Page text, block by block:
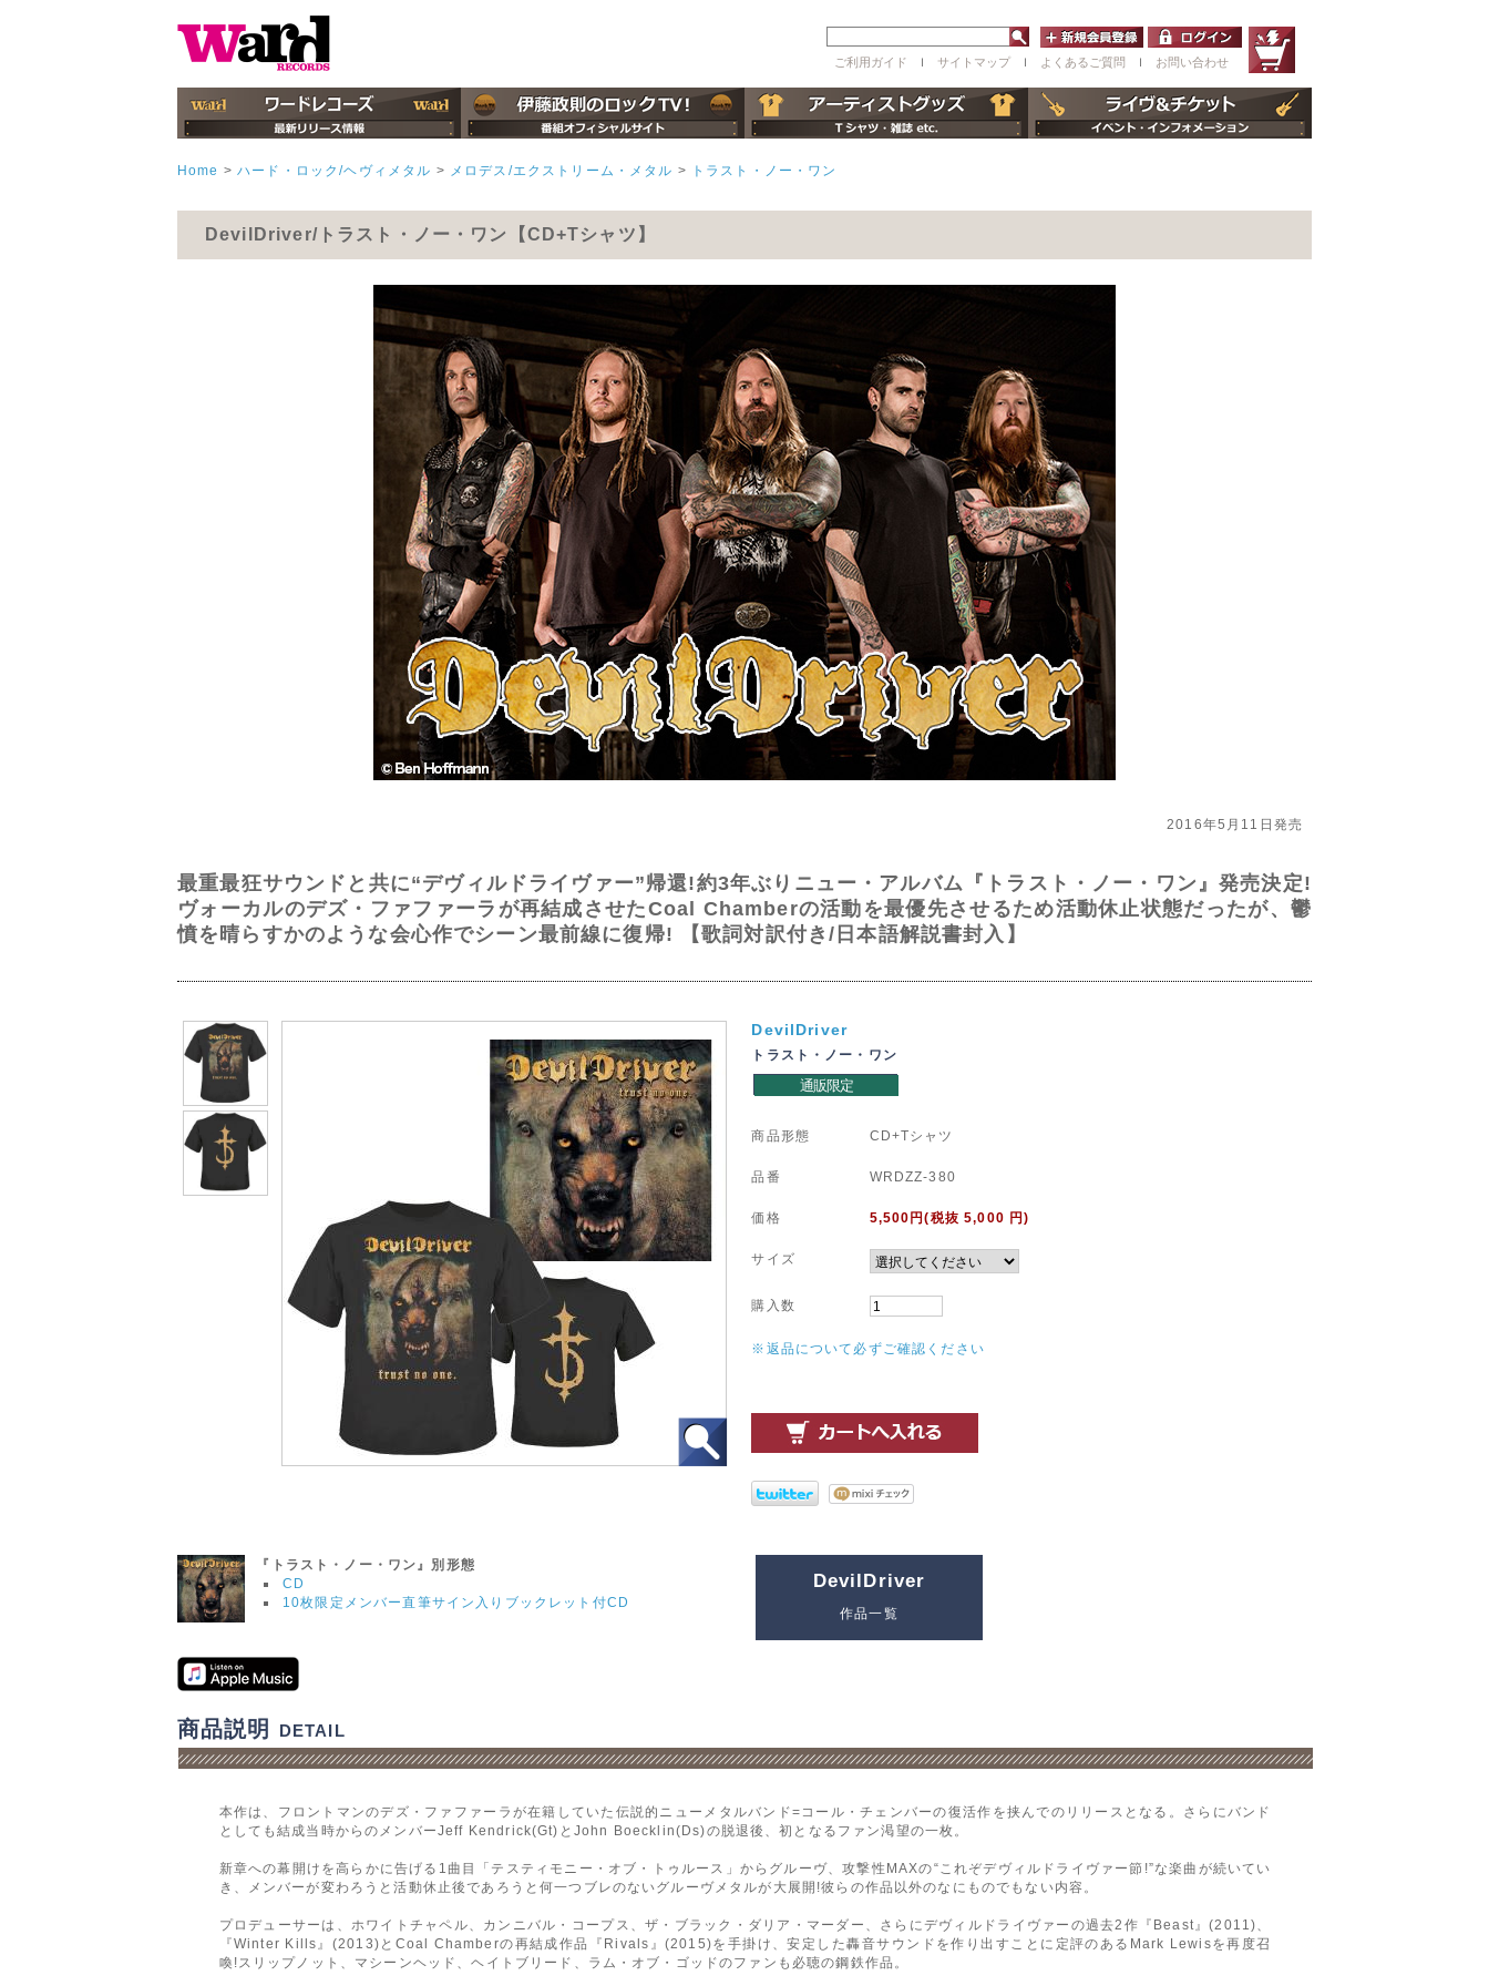
ご利用ガイド ｌ サイトマップ ｌ よくあるご質問 ｌ お問い合わせ
Home > ハード・ロック/ヘヴィメタル > メロデス/エクストリーム・メタル > トラスト・ノー・ワン
DevilDriver/トラスト・ノー・ワン【CD+Tシャツ】
2016年5月11日発売
最重最狂サウンドと共に“デヴィルドライヴァー”帰還!約3年ぶりニュー・アルバム『トラスト・ノー・ワン』発売決定!
ヴォーカルのデズ・ファファーラが再結成させたCoal Chamberの活動を最優先させるため活動休止状態だったが、鬱
憤を晴らすかのような会心作でシーン最前線に復帰! 【歌詞対訳付き/日本語解説書封入】
DevilDriver
トラスト・ノー・ワン
通販限定
商品形態 CD+Tシャツ
品番 WRDZZ-380
価格 5,500円(税抜 5,000 円)
サイズ
購入数
※返品について必ずご確認ください
『トラスト・ノー・ワン』別形態
CD
10枚限定メンバー直筆サイン入りブックレット付CD
DevilDriver
作品一覧
商品説明 DETAIL
本作は、フロントマンのデズ・ファファーラが在籍していた伝説的ニューメタルバンド=コール・チェンバーの復活作を挟んでのリリースとなる。さらにバンド
としても結成当時からのメンバーJeff Kendrick(Gt)とJohn Boecklin(Ds)の脱退後、初となるファン渇望の一枚。
新章への幕開けを高らかに告げる1曲目「テスティモニー・オブ・トゥルース」からグルーヴ、攻撃性MAXの“これぞデヴィルドライヴァー節!”な楽曲が続いてい
き、メンバーが変わろうと活動休止後であろうと何一つブレのないグルーヴメタルが大展開!彼らの作品以外のなにものでもない内容。
プロデューサーは、ホワイトチャペル、カンニバル・コープス、ザ・ブラック・ダリア・マーダー、さらにデヴィルドライヴァーの過去2作『Beast』(2011)、
『Winter Kills』(2013)とCoal Chamberの再結成作品『Rivals』(2015)を手掛け、安定した轟音サウンドを作り出すことに定評のあるMark Lewisを再度召
喚!スリップノット、マシーンヘッド、ヘイトブリード、ラム・オブ・ゴッドのファンも必聴の鋼鉄作品。